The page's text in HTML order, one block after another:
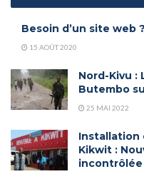
Besoin d’un site web
15 AOÛT 2020
Nord-Kivu :
Butembo
25 MAI 2022
Installation
Kikwit :
incontrôlée